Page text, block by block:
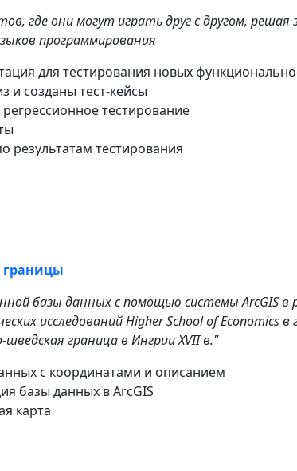
где они могут играть друг с другом, решая
программирования
для тестирования новых
и созданы тест-кейсы
тестирование
результатам тестирования
границы
базы данных с помощью системы ArcGIS в
исследований Higher School of Economics в
граница в Ингрии XVII в."
с координатами и описанием
базы данных в ArcGIS
карта